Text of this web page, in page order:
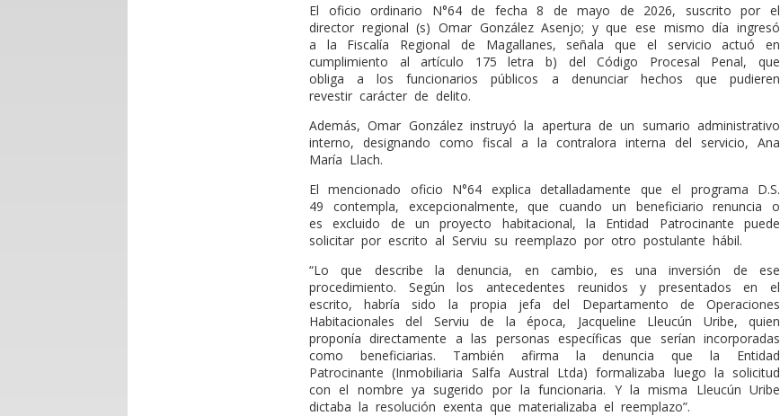
El oficio ordinario N°64 de fecha 8 de mayo de 2026, suscrito por el
director regional (s) Omar González Asenjo; y que ese mismo día ingresó
a la Fiscalía Regional de Magallanes, señala que el servicio actuó en
cumplimiento al artículo 175 letra b) del Código Procesal Penal, que
obliga a los funcionarios públicos a denunciar hechos que pudieren
revestir carácter de delito.
Además, Omar González instruyó la apertura de un sumario administrativo
interno, designando como fiscal a la contralora interna del servicio, Ana
María Llach.
El mencionado oficio N°64 explica detalladamente que el programa D.S.
49 contempla, excepcionalmente, que cuando un beneficiario renuncia o
es excluido de un proyecto habitacional, la Entidad Patrocinante puede
solicitar por escrito al Serviu su reemplazo por otro postulante hábil.
“Lo que describe la denuncia, en cambio, es una inversión de ese
procedimiento. Según los antecedentes reunidos y presentados en el
escrito, habría sido la propia jefa del Departamento de Operaciones
Habitacionales del Serviu de la época, Jacqueline Lleucún Uribe, quien
proponía directamente a las personas específicas que serían incorporadas
como beneficiarias. También afirma la denuncia que la Entidad
Patrocinante (Inmobiliaria Salfa Austral Ltda) formalizaba luego la solicitud
con el nombre ya sugerido por la funcionaria. Y la misma Lleucún Uribe
dictaba la resolución exenta que materializaba el reemplazo”.